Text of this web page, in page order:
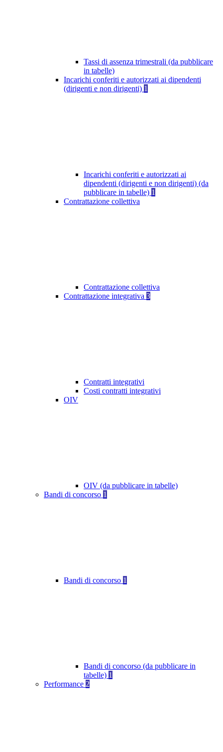
Tassi di assenza trimestrali (da pubblicare
in tabelle)
Incarichi conferiti e autorizzati ai dipendenti
(dirigenti e non dirigenti) 1
Incarichi conferiti e autorizzati ai
dipendenti (dirigenti e non dirigenti) (da
pubblicare in tabelle) 1
Contrattazione collettiva
Contrattazione collettiva
Contrattazione integrativa 3
Contratti integrativi
Costi contratti integrativi
OIV
OIV (da pubblicare in tabelle)
Bandi di concorso 1
Bandi di concorso 1
Bandi di concorso (da pubblicare in
tabelle) 1
Performance 2